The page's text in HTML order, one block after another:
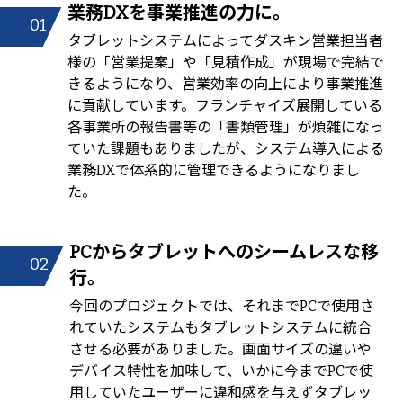
01
業務DXを事業推進の力に。
タブレットシステムによってダスキン営業担当者
様の「営業提案」や「見積作成」が現場で完結で
きるようになり、営業効率の向上により事業推進
に貢献しています。フランチャイズ展開している
各事業所の報告書等の「書類管理」が煩雑になっ
ていた課題もありましたが、システム導入による
業務DXで体系的に管理できるようになりまし
た。
02
PCからタブレットへのシームレスな移
行。
今回のプロジェクトでは、それまでPCで使用さ
れていたシステムもタブレットシステムに統合
させる必要がありました。画面サイズの違いや
デバイス特性を加味して、いかに今までPCで使
用していたユーザーに違和感を与えずタブレッ